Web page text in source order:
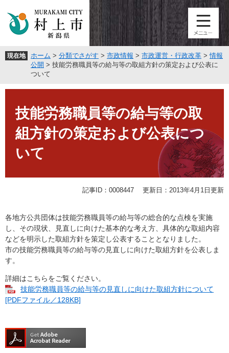
頭
。
飛
て
現在地 ホーム > 分類でさがす > 市政情報 > 市政運営・行政改革 >情報
公開 > 技能労務職員等の給与等の取組方針の策定および公表に
ついて
技能労務職員等の給与等の取
組方針の策定および公表につ
いて
記事ID：0008447 更新日：2013年4月1日更新
各地方公共団体は技能労務職員等の給与等の総合的な点検を実施
し、その現状、見直しに向けた基本的な考え方、具体的な取組内容
などを明示した取組方針を策定し公表することとなりました。
市の技能労務職員等の給与等の見直しに向けた取組方針を公表しま
す。
詳細はこちらをご覧ください。
技能労務職員等の給与等の見直しに向けた取組方針について
[PDFファイル／128KB]